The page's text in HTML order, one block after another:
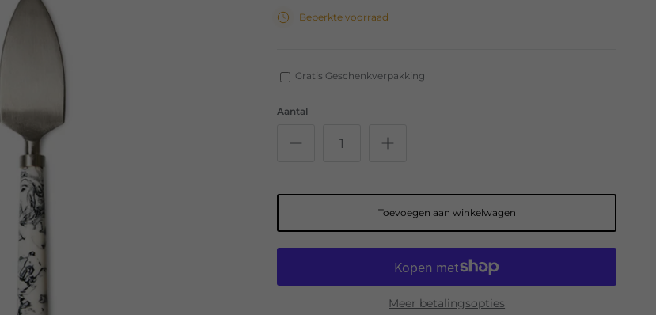
Beperkte voorraad
Gratis Geschenkverpakking
Aantal
Toevoegen aan winkelwagen
Meer betalingsopties